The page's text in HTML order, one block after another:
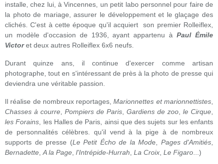
installe, chez lui, à Vincennes, un petit labo personnel pour faire de
la photo de mariage, assurer le développement et le glaçage des
clichés. C'est à cette époque qu'il acquiert son premier Rolleiflex,
un modèle d'occasion de 1936, ayant appartenu àPaul Émile
Victoret deux autres Rolleiflex 6x6 neufs.
Durant quinze ans, il continue d'exercer comme artisan
photographe, tout en s'intéressant de près à la photo de presse qui
deviendra une véritable passion.
Il réalise de nombreux reportages,Marionnettes et marionnettistes
Chasses à courre Pompiers de Paris Gardiens de zoo le Cirque
les Forains , les Halles de Paris, ainsi que des sujets sur les enfants
de personnalités célèbres. qu'il vend à la pige à de nombreux
supports de presse (Le Petit Écho de la Mode, Pages d'Amitiés
Bernadette A la Page l'Intrépide-Hurrah La Croix Le Figaro ...)